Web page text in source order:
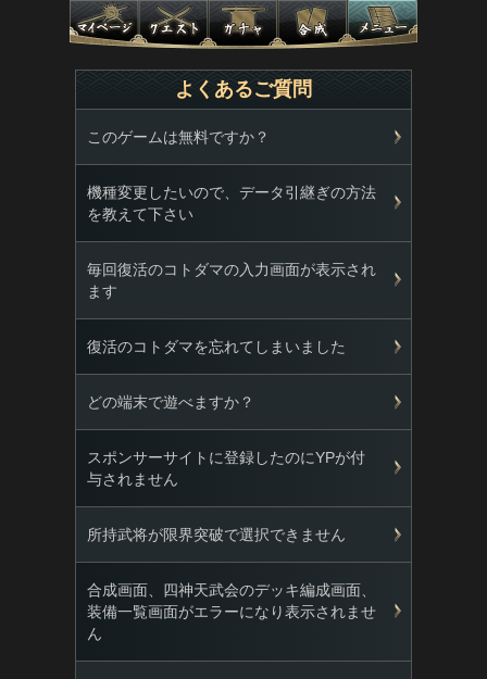
よくあるご質問
このゲームは無料ですか？
機種変更したいので、データ引継ぎの方法
を教えて下さい
毎回復活のコトダマの入力画面が表示され
ます
復活のコトダマを忘れてしまいました
どの端末で遊べますか？
スポンサーサイトに登録したのにYPが付
与されません
所持武将が限界突破で選択できません
合成画面、四神天武会のデッキ編成画面、
装備一覧画面がエラーになり表示されませ
ん